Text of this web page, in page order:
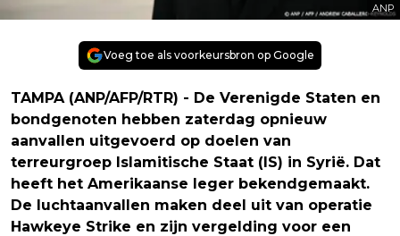
ANP
Voeg toe als voorkeursbron op Google
TAMPA (ANP/AFP/RTR) - De Verenigde Staten en
bondgenoten hebben zaterdag opnieuw
aanvallen uitgevoerd op doelen van
terreurgroep Islamitische Staat (IS) in Syrië. Dat
heeft het Amerikaanse leger bekendgemaakt.
De luchtaanvallen maken deel uit van operatie
Hawkeye Strike en zijn vergelding voor een